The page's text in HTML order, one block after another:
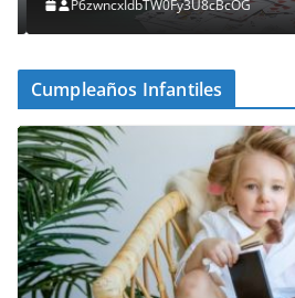
P6zwncxIdbTW0Fy3U8cBcOG
Cumpleaños Infantiles